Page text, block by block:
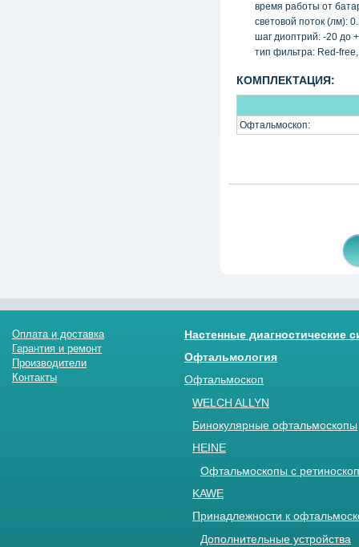
время работы от
световой поток (лм):
шаг диоптрий: -20 до
тип фильтра: Red-
КОМПЛЕКТАЦИЯ:
Офтальмоскоп:
Оплата и доставка
Гарантия и ремонт
Производители
Контакты
Настенные диагностические
Офтальмология
Офтальмоскоп
WELCH ALLYN
Бинокулярные офтальмоскопы
HEINE
Офтальмоскопы с
KAWE
Принадлежности к
Дополнительные устройства